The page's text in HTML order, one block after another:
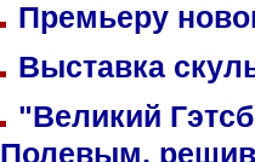
Премьеру
Выставка
"Великий